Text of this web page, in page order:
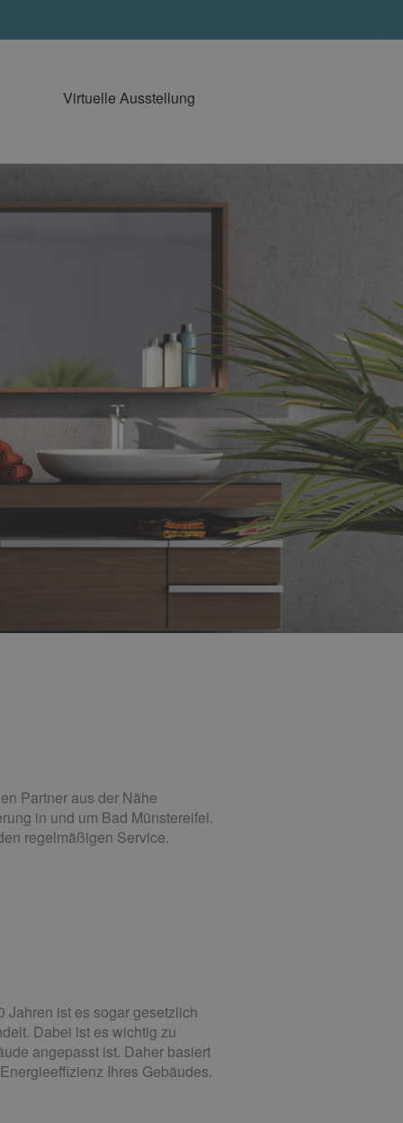
Virtuelle Ausstellung
Partner aus der Nähe
in und um Bad Münstereifel.
regelmäßigen Service.
Jahren ist es sogar gesetzlich
Dabei ist es wichtig zu
angepasst ist. Daher basiert
Ihres Gebäudes.